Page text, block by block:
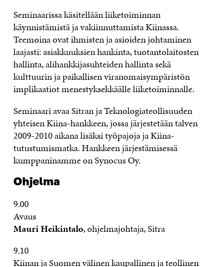
Seminaarissa käsitellään liiketoiminnan
käynnistämistä ja vakiinnuttamista Kiinassa.
Teemoina ovat ihmisten ja asioiden johtaminen
laajasti: asiakkuuksien hankinta, tuotantolaitosten
hallinta, alihankkijasuhteiden hallinta sekä
kulttuurin ja paikallisen viranomaisympäristön
implikaatiot menestyksekkäälle liiketoiminnalle.
Seminaari avaa Sitran ja Teknologiateollisuuden
yhteisen Kiina-hankkeen, jossa järjestetään talven
2009-2010 aikana lisäksi työpajoja ja Kiina-
tutustumismatka. Hankkeen järjestämisessä
kumppaninamme on Synocus Oy.
Ohjelma
9.00
Avaus
Mauri Heikintalo, ohjelmajohtaja, Sitra
9.10
Kiinan ja Suomen välinen kaupallinen ja teollinen